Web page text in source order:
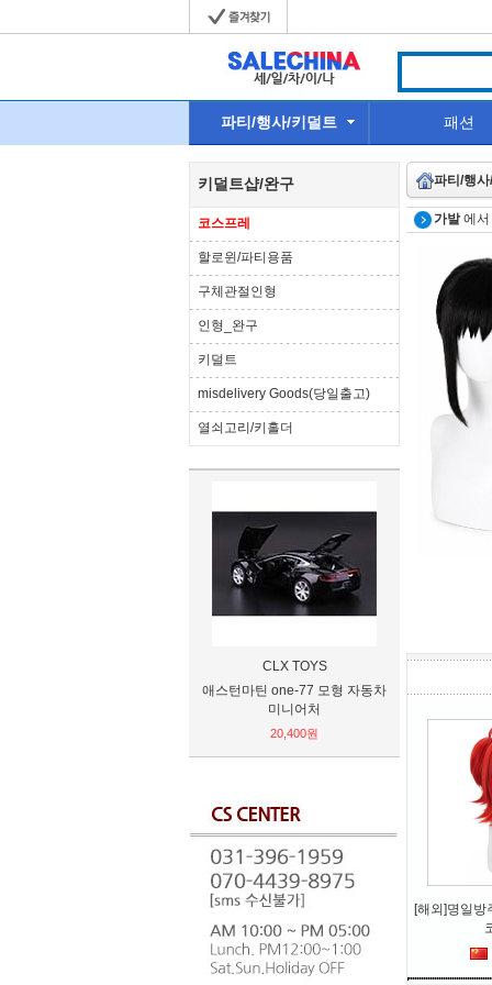
파티/행사/키덜트 패션
키덜트샵/완구
코스프레
할로윈/파티용품
구체관절인형
인형_완구
키덜트
misdelivery Goods(당일출고)
열쇠고리/키홀더
CLX TOYS
애스턴마틴 one-77 모형 자동차
미니어처
20,400원
[2021/2022
파티/행
가발에
[해외]명일방